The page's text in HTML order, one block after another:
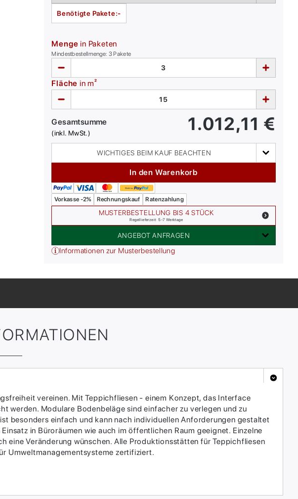
Benötigte Pakete:-
Menge in Paketen
Mindestbestellmenge: 3Pakete
Fläche in m²
Gesamtsumme
(inkl. MwSt.) 1.012,11 €
WICHTIGES BEIM KAUF BEACHTEN
In den Warenkorb
Vorkasse -2% Rechnungskauf Ratenzahlung
MUSTERBESTELLUNG BIS 4 STÜCK
Regellieferzeit: 5-7 Werktage
ANGEBOT ANFRAGEN
Informationen zur Musterbestellung
vereinen. Mit Teppichfliesen - einem Konzept, das Interface
werden. Modulare Bodenbeläge sind einfacher zu verlegen und zu
besonders einfach und kann nach individuellen Anforderungen gestaltet
in Büroräumen wie auch im öffentlichen Raum geeignet. Einzelne
eine Veränderung wünschen. Alle Produktionsstätten für Teppichfliesen
Umweltmanagementsysteme zertifiziert.